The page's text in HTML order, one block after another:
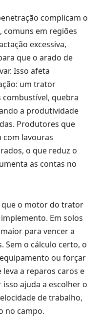
complicam o
comuns em regiões
excessiva,
que o arado de
Isso afeta
um trator
quebra
a produtividade
Produtores que
com lavouras
o que reduz o
as contas no
o motor do trator
Em solos
para vencer a
Sem o cálculo certo, o
ou forçar
a reparos caros e
ajuda a escolher o
de trabalho,
no campo.